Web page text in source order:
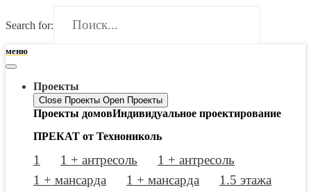
Search for:
меню
Проекты
Close Проекты Open Проекты
Проекты домовИндивидуальное проектирование
ПРЕКАТ от Технониколь
1 1 + антресоль
1 + антресоль
1 + мансарда
1 + мансарда
1.5 этажа